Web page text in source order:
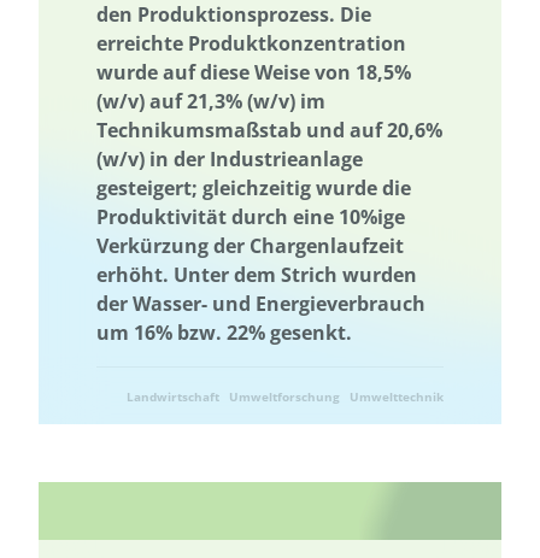
Nachhaltigkeitskompetenzen nachhaltiger Konsum
Nachhaltige Fischerei nachhaltiger Gartenbau
Nachhaltige Ernährung
Nachhaltige Regionalentwicklung Erprobung von neuen Methoden
Textilien Der russische Krieg gegen die Ukraine
Thüringen Holzbau in größeren Gebäudevolumina
Trinkwasserversorgung Ukraine Ukraine Umweltforschung
Umweltkommunikation Umwelttechnik Umwelttechnik
Verlassene Landschaften Vermeidung von Lebensmittelverlusten
Wälder und Waldschutz
Wasseraufbereitung; Valorisierung organischer Reststoffe; Partizipation
Wasserressourcen Wasserverfügbarkeit Wasserversorgung
den Produktionsprozess. Die
erreichte Produktkonzentration
wurde auf diese Weise von 18,5%
(w/v) auf 21,3% (w/v) im
Technikumsmaßstab und auf 20,6%
(w/v) in der Industrieanlage
gesteigert; gleichzeitig wurde die
Produktivität durch eine 10%ige
Verkürzung der Chargenlaufzeit
erhöht. Unter dem Strich wurden
der Wasser- und Energieverbrauch
um 16% bzw. 22% gesenkt.
Landwirtschaft Umweltforschung Umwelttechnik